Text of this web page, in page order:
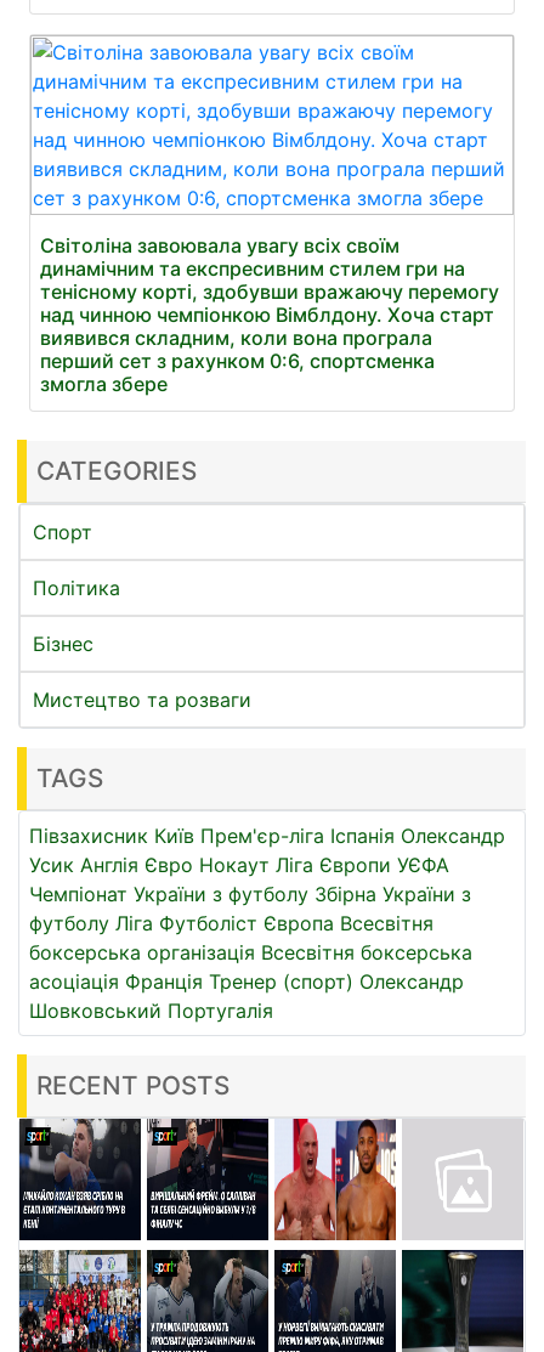
Світоліна завоювала увагу всіх своїм
динамічним та експресивним стилем гри на
тенісному корті, здобувши вражаючу перемогу
над чинною чемпіонкою Вімблдону. Хоча старт
виявився складним, коли вона програла
перший сет з рахунком 0:6, спортсменка
змогла збере
CATEGORIES
Спорт
Політика
Бізнес
Мистецтво та розваги
TAGS
Півзахисник Київ Прем'єр-ліга Іспанія Олександр
Усик Англія Євро Нокаут Ліга Європи УЄФА
Чемпіонат України з футболу Збірна України з
футболу Ліга Футболіст Європа Всесвітня
боксерська організація Всесвітня боксерська
асоціація Франція Тренер (спорт) Олександр
Шовковський Португалія
RECENT POSTS